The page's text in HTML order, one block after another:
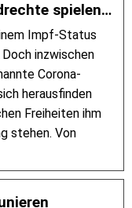
spielen…
Impf-Status
inzwischen
Corona-
herausfinden
Freiheiten ihm
stehen. Von